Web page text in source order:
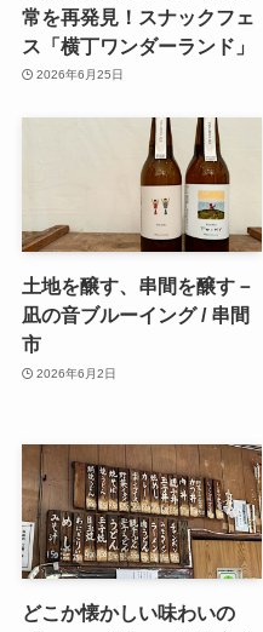
常を再発見！スナックフェ
ス「横丁ワンダーランド」
2026年6月25日
土地を醸す、串間を醸す－
凪の音ブルーイング / 串間
市
2026年6月2日
どこか懐かしい味わいの